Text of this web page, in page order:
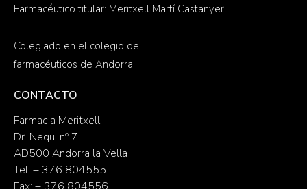
Farmacéutico titular: Meritxell Martí Castanyer
Colegiado en el colegio de
farmacéuticos de Andorra
CONTACTO
Farmacia Meritxell
Dr. Nequi nº 7
AD500 Andorra la Vella
Tel: + 376 804555